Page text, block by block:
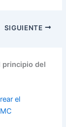
SIGUIENTE
principio del
el